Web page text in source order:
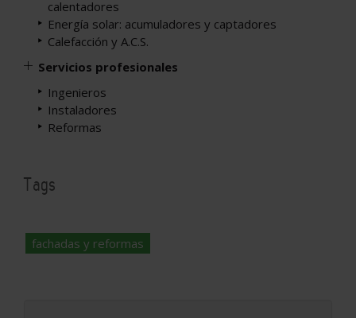
calentadores
Energía solar: acumuladores y captadores
Calefacción y A.C.S.
Servicios profesionales
Ingenieros
Instaladores
Reformas
Tags
fachadas y reformas